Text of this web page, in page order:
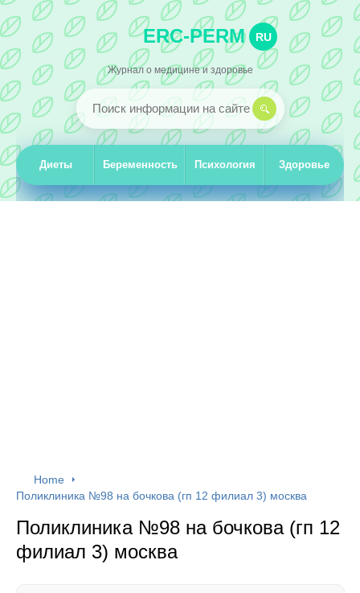
ERC-PERM RU
Журнал о медицине и здоровье
Диеты Беременность Психология Здоровье
Home
Поликлиника №98 на бочкова (гп 12 филиал 3) москва
Поликлиника №98 на бочкова (гп 12
филиал 3) москва